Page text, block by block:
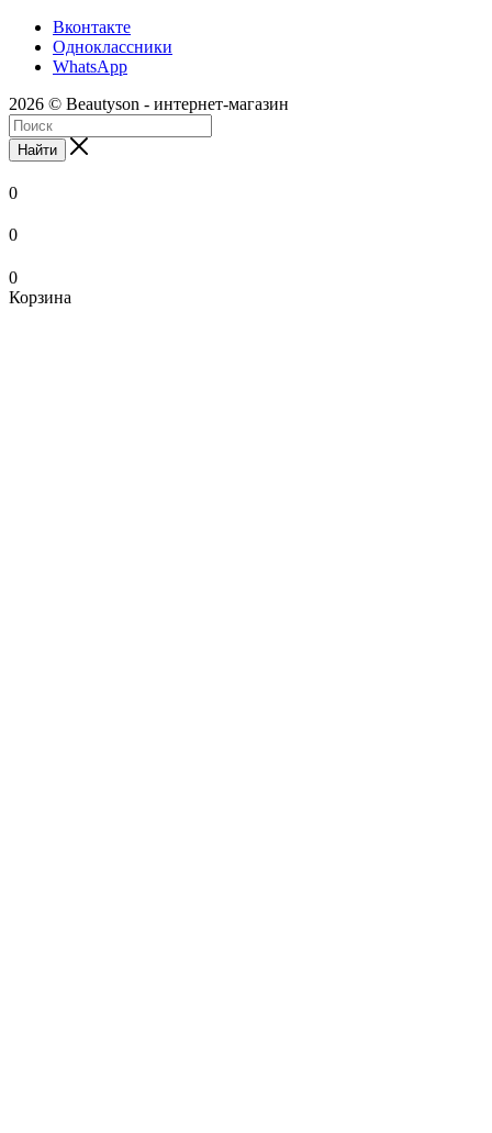
Вконтакте
Одноклассники
WhatsApp
2026 © Beautyson - интернет-магазин
Найти
0
0
0
Корзина